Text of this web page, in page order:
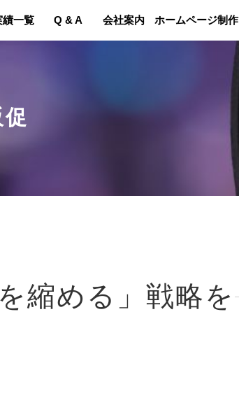
績一覧 Q & A 会社案内 ホームページ制作
縮める」戦略を